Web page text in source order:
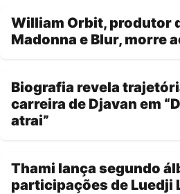
William Orbit, produtor
Madonna e Blur, morre
Biografia revela
carreira de Djavan em
atrai”
Thami lança segundo
participações de Luedji